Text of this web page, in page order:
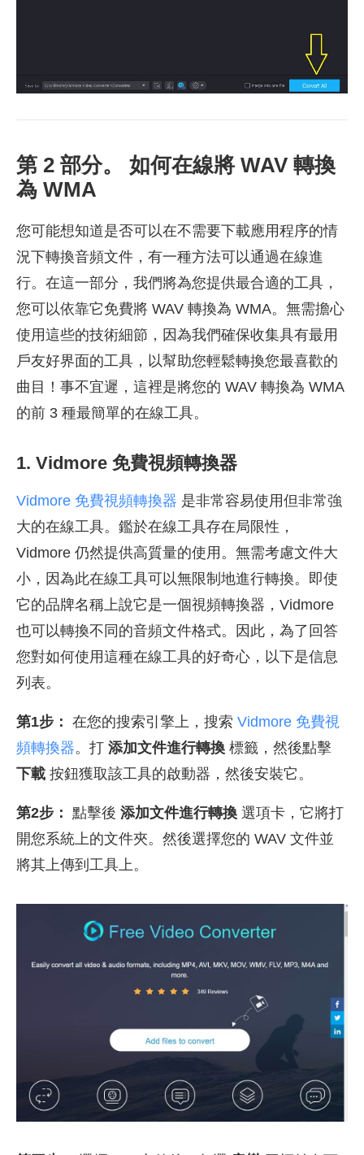
第 2 部分。 如何在線將 WAV 轉換
為 WMA
您可能想知道是否可以在不需要下載應用程序的情
況下轉換音頻文件，有一種方法可以通過在線進
行。在這一部分，我們將為您提供最合適的工具，
您可以依靠它免費將 WAV 轉換為 WMA。無需擔心
使用這些的技術細節，因為我們確保收集具有最用
戶友好界面的工具，以幫助您輕鬆轉換您最喜歡的
曲目！事不宜遲，這裡是將您的 WAV 轉換為 WMA
的前 3 種最簡單的在線工具。
1. Vidmore 免費視頻轉換器
Vidmore 免費視頻轉換器 是非常容易使用但非常強
大的在線工具。鑑於在線工具存在局限性，
Vidmore 仍然提供高質量的使用。無需考慮文件大
小，因為此在線工具可以無限制地進行轉換。即使
它的品牌名稱上說它是一個視頻轉換器，Vidmore
也可以轉換不同的音頻文件格式。因此，為了回答
您對如何使用這種在線工具的好奇心，以下是信息
列表。
第1步： 在您的搜索引擎上，搜索 Vidmore 免費視
頻轉換器。打 添加文件進行轉換 標籤，然後點擊
下載 按鈕獲取該工具的啟動器，然後安裝它。
第2步： 點擊後 添加文件進行轉換 選項卡，它將打
開您系統上的文件夾。然後選擇您的 WAV 文件並
將其上傳到工具上。